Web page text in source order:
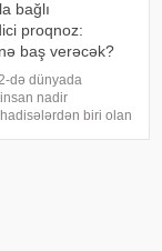
bağlı
proqnoz:
baş verəcək?
də dünyada
nadir
biri olan